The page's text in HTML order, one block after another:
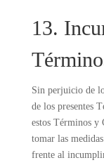
13.
Sin perjuicio de
de los presentes
estos Términos y
tomar las
frente al